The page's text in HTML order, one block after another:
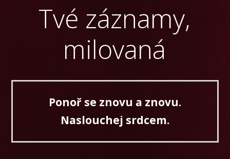
Tvé záznamy,
milovaná
Ponoř se znovu a znovu.
Naslouchej srdcem.